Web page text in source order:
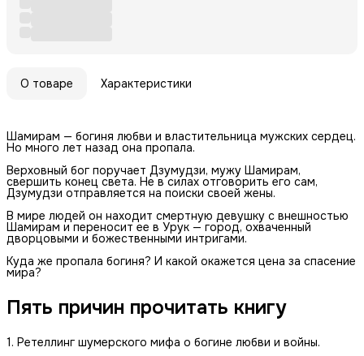
О товаре Характеристики
Шамирам — богиня любви и властительница мужских сердец.
Но много лет назад она пропала.
Верховный бог поручает Дзумудзи, мужу Шамирам,
свершить конец света. Не в силах отговорить его сам,
Дзумудзи отправляется на поиски своей жены.
В мире людей он находит смертную девушку с внешностью
Шамирам и переносит ее в Урук — город, охваченный
дворцовыми и божественными интригами.
Куда же пропала богиня? И какой окажется цена за спасение
мира?
Пять причин прочитать книгу
1. Ретеллинг шумерского мифа о богине любви и войны.